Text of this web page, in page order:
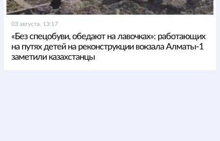
03 августа, 13:17
«Без спецобуви, обедают на лавочках»: работающих
на путях детей на реконструкции вокзала Алматы-1
заметили казахстанцы